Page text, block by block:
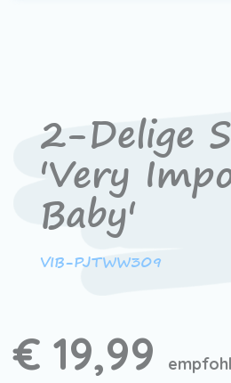
2-Delige
'Very
Baby'
VIB-PJTWW309
€ 19,99